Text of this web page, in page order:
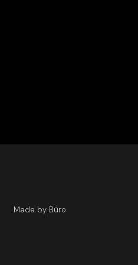
Made by Büro